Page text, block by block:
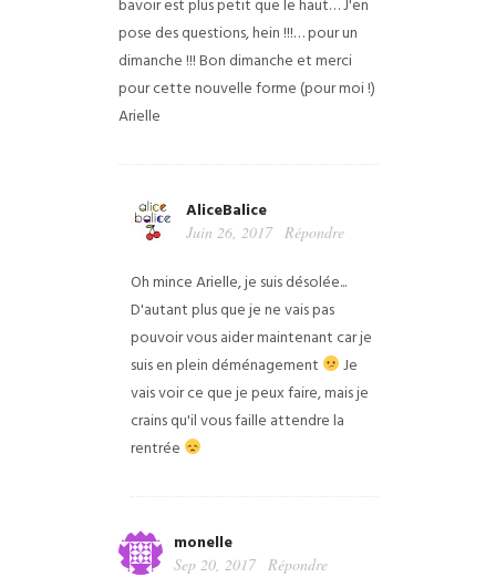
bavoir est plus petit que le haut…J'en
pose des questions, hein !!!… pour un
dimanche !!!Bon dimanche et merci
pour cette nouvelle forme (pour moi !)
Arielle
AliceBalice
Juin 26, 2017 Répondre
Oh mince Arielle, je suis désolée...
D'autant plus que je ne vais pas
pouvoir vous aider maintenant car je
suis en plein déménagement
Je
vais voir ce que je peux faire, mais je
crains qu'il vous faille attendre la
rentrée
monelle
Sep 20, 2017 Répondre